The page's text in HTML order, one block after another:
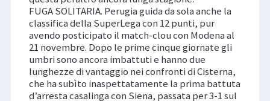
FUGA SOLITARIA. Perugia guida da sola anche la
classifica della SuperLega con 12 punti, pur
avendo posticipato il match-clou con Modena al
21 novembre. Dopo le prime cinque giornate gli
umbri sono ancora imbattuti e hanno due
lunghezze di vantaggio nei confronti di Cisterna,
che ha subìto inaspettatamente la prima battuta
d’arresta casalinga con Siena, passata per 3-1 sul